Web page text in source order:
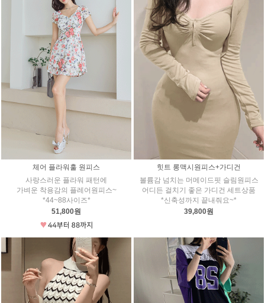
체어 플라워훌 원피스
사랑스러운 플라워 패턴에
가벼운 착용감의 플레어원피스~
*44~88사이즈*
51,800원
힛트 롱맥시원피스+가디건
볼륨감 넘치는 머메이드핏 슬림원피스
어디든 걸치기 좋은 가디건 세트상품
*신축성까지 끝내줘요~*
39,800원